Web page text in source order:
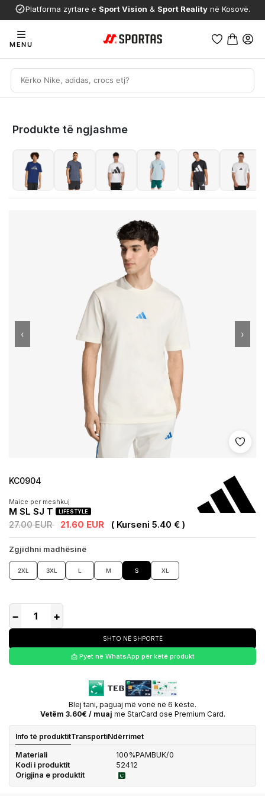
Platforma zyrtare e Sport Vision & Sport Reality në Kosovë.
MENU
Produkte të ngjashme
Shto
‹ ›
KC0904
Maice per meshkuj
M SL SJ T LIFESTYLE
27.00 EUR 21.60 EUR ( Kurseni 5.40 € )
Zgjidhni madhësinë
2XL 3XL L M S XL
− +
SHTO NË SHPORTË
📩 Pyet në WhatsApp për këtë produkt
Blej tani, paguaj më vonë në 6 këste.
Vetëm 3.60€ / muaj me StarCard ose Premium Card.
Info të produktitTransportiNdërrimet
Materiali
100%PAMBUK/0
Kodi i produktit
52412
Origjina e produktit